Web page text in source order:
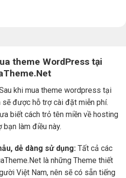
theme WordPress tại
khi mua theme wordpress tại
sẽ được hỗ trợ cài đặt miễn phí.
biết cách trỏ tên miền về hosting
bạn làm điều này.
dễ dàng sử dụng: Tất cả các
là những Theme thiết
Việt Nam, nên sẽ có sẵn tiếng